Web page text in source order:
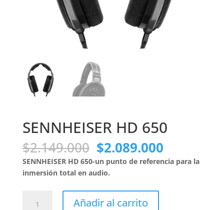
SENNHEISER HD 650
$2.149.000 El
precio
original
era:
$2.149.000.
$2.089.000El
precio
actual
SENNHEISER HD 650-un punto de referencia para la
inmersión total en audio.
Añadir al carrito